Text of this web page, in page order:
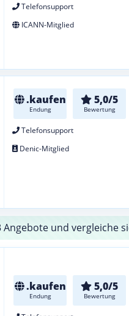
Telefonsupport
ICANN-Mitglied
.kaufen
Endung
5,0/5
Bewertung
Telefonsupport
Denic-Mitglied
Angebote und vergleiche
.kaufen
Endung
5,0/5
Bewertung